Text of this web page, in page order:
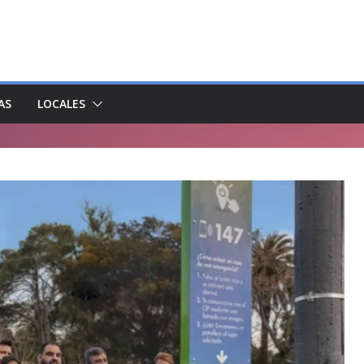
LOCALES